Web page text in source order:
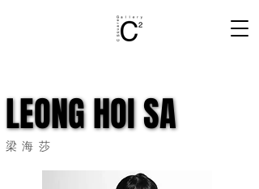
LEONG HOI SA
LEONG HOI SA
梁海莎